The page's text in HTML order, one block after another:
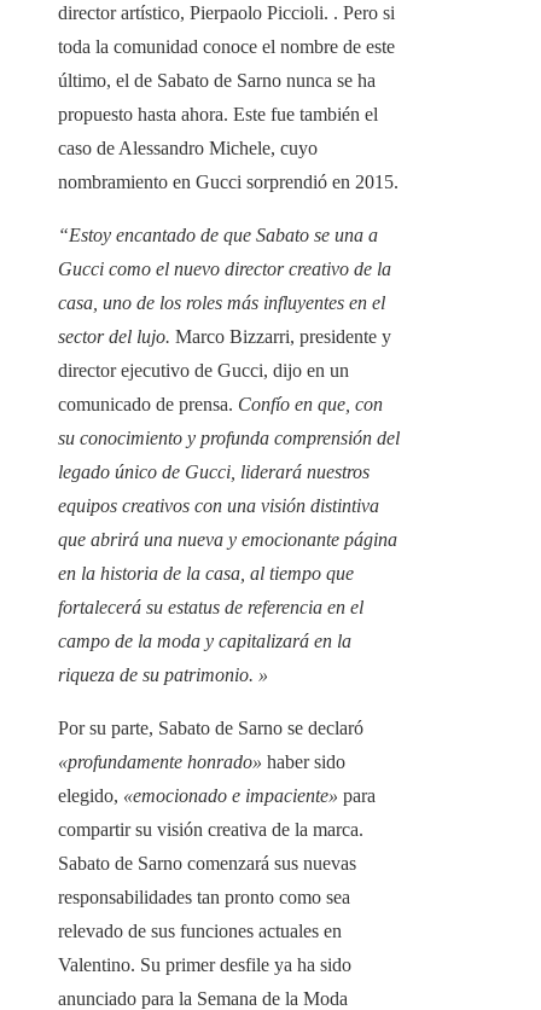
director artístico, Pierpaolo Piccioli. . Pero si
toda la comunidad conoce el nombre de este
último, el de Sabato de Sarno nunca se ha
propuesto hasta ahora. Este fue también el
caso de Alessandro Michele, cuyo
nombramiento en Gucci sorprendió en 2015.
“Estoy encantado de que Sabato se una a
Gucci como el nuevo director creativo de la
casa, uno de los roles más influyentes en el
sector del lujo. Marco Bizzarri, presidente y
director ejecutivo de Gucci, dijo en un
comunicado de prensa. Confío en que, con
su conocimiento y profunda comprensión del
legado único de Gucci, liderará nuestros
equipos creativos con una visión distintiva
que abrirá una nueva y emocionante página
en la historia de la casa, al tiempo que
fortalecerá su estatus de referencia en el
campo de la moda y capitalizará en la
riqueza de su patrimonio. »
Por su parte, Sabato de Sarno se declaró
«profundamente honrado» haber sido
elegido, «emocionado e impaciente» para
compartir su visión creativa de la marca.
Sabato de Sarno comenzará sus nuevas
responsabilidades tan pronto como sea
relevado de sus funciones actuales en
Valentino. Su primer desfile ya ha sido
anunciado para la Semana de la Moda